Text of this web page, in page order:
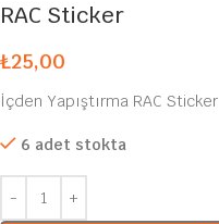
RAC Sticker
₺25,00
İçden Yapıştırma RAC Sticker
6 adet stokta